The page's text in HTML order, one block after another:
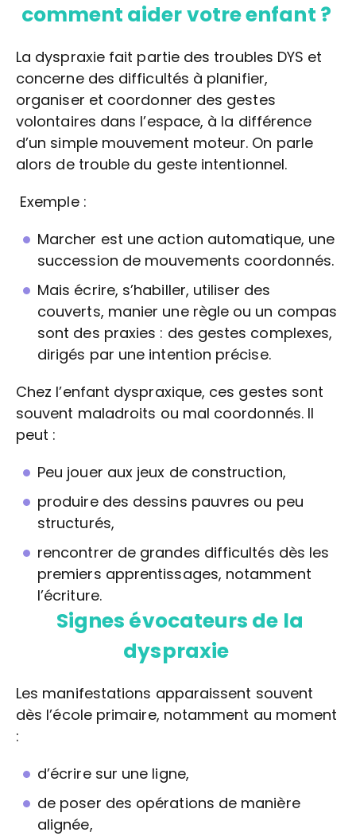
comment aider votre enfant ?
La dyspraxie fait partie des troubles DYS et
concerne des difficultés à planifier,
organiser et coordonner des gestes
volontaires dans l’espace, à la différence
d’un simple mouvement moteur. On parle
alors de trouble du geste intentionnel.
Exemple :
Marcher est une action automatique, une
succession de mouvements coordonnés.
Mais écrire, s’habiller, utiliser des
couverts, manier une règle ou un compas
sont des praxies : des gestes complexes,
dirigés par une intention précise.
Chez l’enfant dyspraxique, ces gestes sont
souvent maladroits ou mal coordonnés. Il
peut :
Peu jouer aux jeux de construction,
produire des dessins pauvres ou peu
structurés,
rencontrer de grandes difficultés dès les
premiers apprentissages, notamment
l’écriture.
Signes évocateurs de la
dyspraxie
Les manifestations apparaissent souvent
dès l’école primaire, notamment au moment
:
d’écrire sur une ligne,
de poser des opérations de manière
alignée,